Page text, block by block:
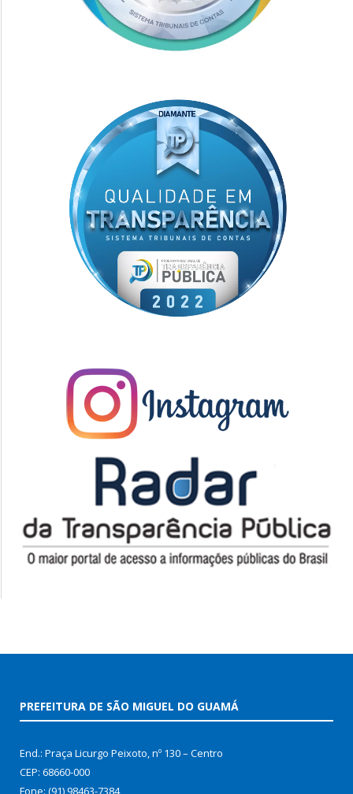
PREFEITURA DE SÃO MIGUEL DO GUAMÁ
End.: Praça Licurgo Peixoto, nº 130 – Centro
CEP: 68660-000
Fone: (91) 98463-7384